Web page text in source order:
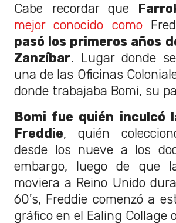
Cabe recordar que
mejor conocido como
pasó los primeros años
Zanzíbar. Lugar donde
una de las Oficinas
donde trabajaba Bomi, su
Bomi fue quién inculcó
Freddie, quién
desde los nueve a los
embargo, luego de que
moviera a Reino Unido
60's, Freddie comenzó a
gráfico en el Ealing Collage